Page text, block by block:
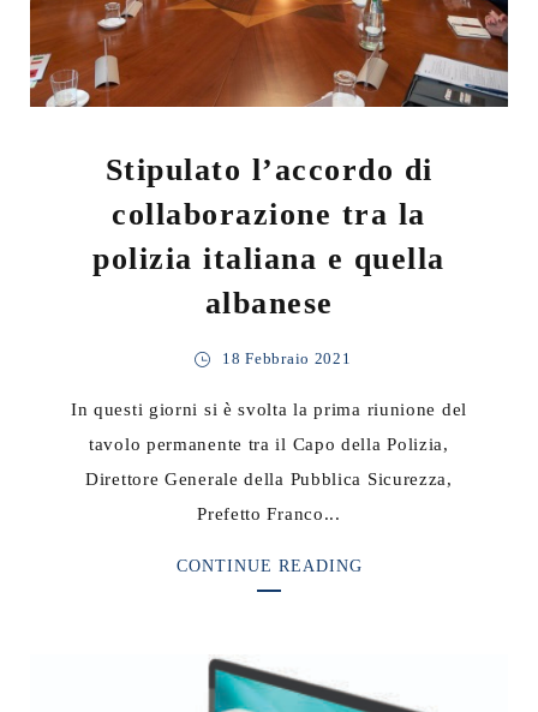
Stipulato l’accordo di
collaborazione tra la
polizia italiana e quella
albanese
18 Febbraio 2021
In questi giorni si è svolta la prima riunione del
tavolo permanente tra il Capo della Polizia,
Direttore Generale della Pubblica Sicurezza,
Prefetto Franco...
CONTINUE READING